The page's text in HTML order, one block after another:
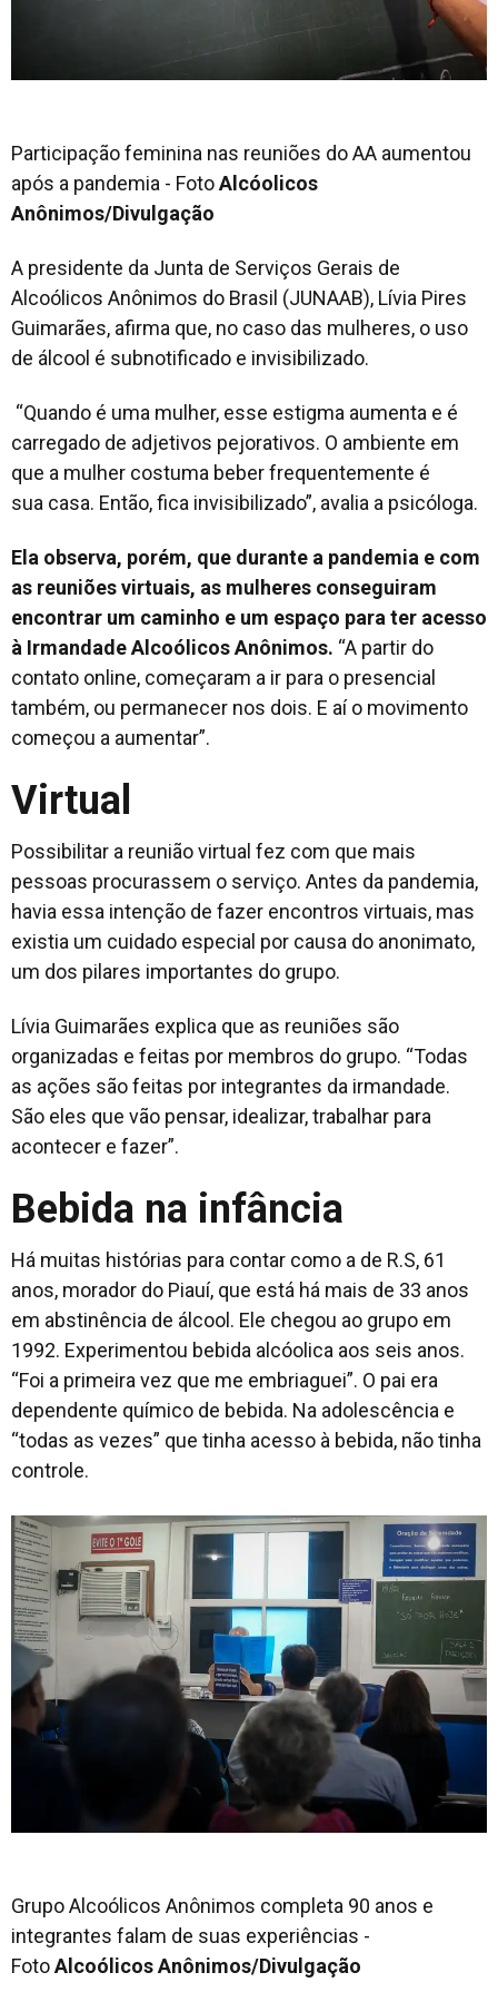
Participação feminina nas reuniões do AA aumentou
após a pandemia - FotoAlcóolicos
Anônimos/Divulgação
A presidente da Junta de Serviços Gerais de
Alcoólicos Anônimos do Brasil (JUNAAB), Lívia Pires
Guimarães, afirma que, no caso das mulheres, o uso
de álcool é subnotificado e invisibilizado.
“Quando é uma mulher, esse estigma aumenta e é
carregado de adjetivos pejorativos. O ambiente em
que a mulher costuma beber frequentemente é
sua casa. Então, fica invisibilizado”, avalia a psicóloga.
Ela observa, porém, que durante a pandemia e com
as reuniões virtuais, as mulheres conseguiram
encontrar um caminho e um espaço para ter acesso
à Irmandade Alcoólicos Anônimos. “A partir do
contato online, começaram a ir para o presencial
também, ou permanecer nos dois. E aí o movimento
começou a aumentar”.
Virtual
Possibilitar a reunião virtual fez com que mais
pessoas procurassem o serviço. Antes da pandemia,
havia essa intenção de fazer encontros virtuais, mas
existia um cuidado especial por causa do anonimato,
um dos pilares importantes do grupo.
Lívia Guimarães explica que as reuniões são
organizadas e feitas por membros do grupo. “Todas
as ações são feitas por integrantes da irmandade.
São eles que vão pensar, idealizar, trabalhar para
acontecer e fazer”.
Bebida na infância
Há muitas histórias para contar como a de R.S, 61
anos, morador do Piauí, que está há mais de 33 anos
em abstinência de álcool. Ele chegou ao grupo em
1992. Experimentou bebida alcóolica aos seis anos.
“Foi a primeira vez que me embriaguei”. O pai era
dependente químico de bebida. Na adolescência e
“todas as vezes” que tinha acesso à bebida, não tinha
controle.
Grupo Alcoólicos Anônimos completa 90 anos e
integrantes falam de suas experiências -
FotoAlcoólicos Anônimos/Divulgação